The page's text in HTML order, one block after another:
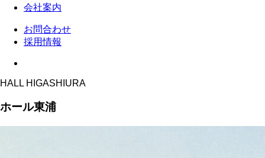
会社案内
お問合わせ
採用情報
HALL HIGASHIURA
ホール東浦